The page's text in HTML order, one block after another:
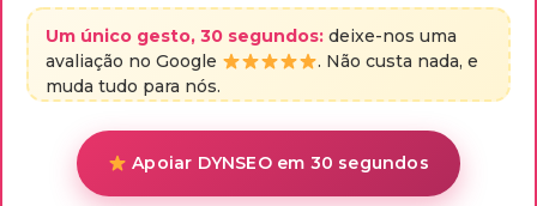
Um único gesto, 30 segundos: deixe-nos uma
avaliação no Google
. Não custa nada, e
muda tudo para nós.
Apoiar DYNSEO em 30 segundos